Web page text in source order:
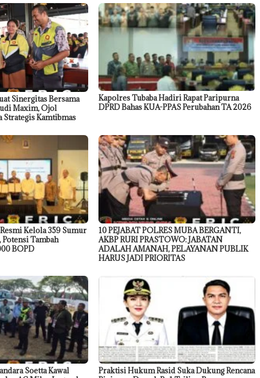
Sinergitas Bersama
Maxim, Ojol
Kamtibmas
Kapolres Tubaba Hadiri Rapat Paripurna
DPRD Bahas KUA-PPAS Perubahan TA 2026
Kelola 359 Sumur
Tambah
BOPD
10 PEJABAT POLRES MUBA BERGANTI,
AKBP RURI PRASTOWO: JABATAN
ADALAH AMANAH, PELAYANAN PUBLIK
HARUS JADI PRIORITAS
Soetta Kawal
Praktisi Hukum Rasid Suka Dukung Rencana